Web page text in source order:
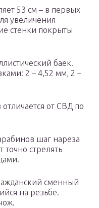
53 см – в первых
увеличения
стенки покрыты
баек.
2 – 4,52 мм, 2 –
от СВД по
шаг нареза
точно стрелять
сменный
на резьбе.